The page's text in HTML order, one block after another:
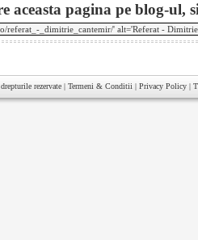
aceasta pagina pe blog-ul,
rezervate | Termeni & Conditii | Privacy Policy |